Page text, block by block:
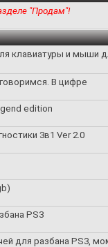
"Продам"!
клавиатуры и мыши
В цифре
edition
3в1 Ver 2.0
PS3
для разбана PS3,